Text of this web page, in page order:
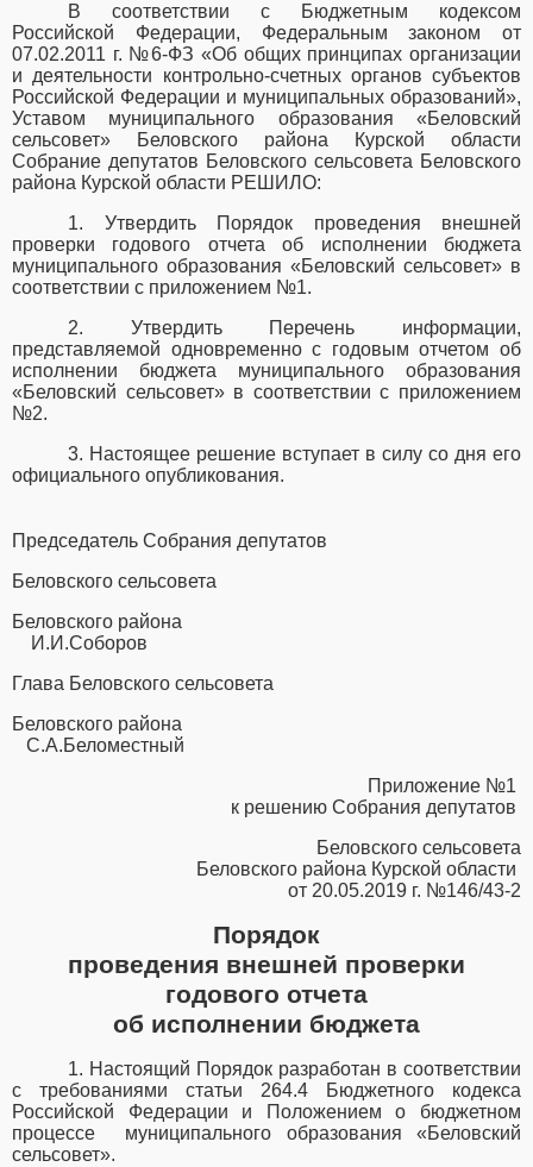
В соответствии с Бюджетным кодексом
Российской Федерации, Федеральным законом от
07.02.2011 г. №6-ФЗ «Об общих принципах организации
и деятельности контрольно-счетных органов субъектов
Российской Федерации и муниципальных образований»,
Уставом муниципального образования «Беловский
сельсовет» Беловского района Курской области
Собрание депутатов Беловского сельсовета Беловского
района Курской области РЕШИЛО:
1. Утвердить Порядок проведения внешней
проверки годового отчета об исполнении бюджета
муниципального образования «Беловский сельсовет» в
соответствии с приложением №1.
2. Утвердить Перечень информации,
представляемой одновременно с годовым отчетом об
исполнении бюджета муниципального образования
«Беловский сельсовет» в соответствии с приложением
№2.
3. Настоящее решение вступает в силу со дня его
официального опубликования.
Председатель Собрания депутатов
Беловского сельсовета
Беловского района
И.И.Соборов
Глава Беловского сельсовета
Беловского района
С.А.Беломестный
Приложение №1
к решению Собрания депутатов
Беловского сельсовета
Беловского района Курской области
от 20.05.2019 г. №146/43-2
Порядок
проведения внешней проверки
годового отчета
об исполнении бюджета
1. Настоящий Порядок разработан в соответствии
с требованиями статьи 264.4 Бюджетного кодекса
Российской Федерации и Положением о бюджетном
процессе
муниципального образования «Беловский
сельсовет».